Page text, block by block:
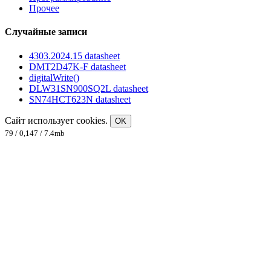
Прочее
Случайные записи
4303.2024.15 datasheet
DMT2D47K-F datasheet
digitalWrite()
DLW31SN900SQ2L datasheet
SN74HCT623N datasheet
Сайт использует cookies.
OK
79 / 0,147 / 7.4mb